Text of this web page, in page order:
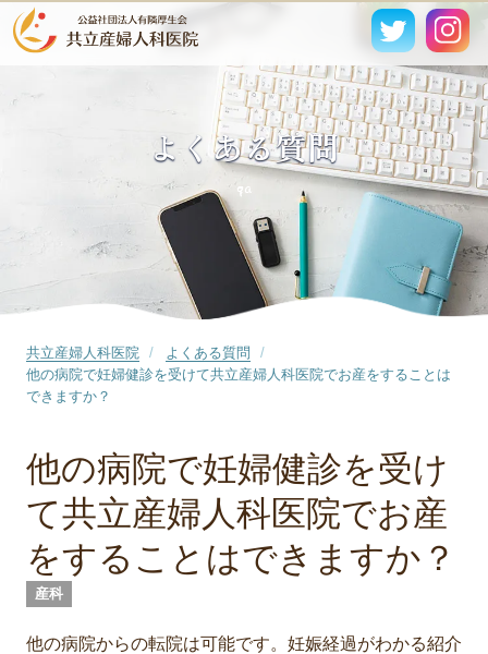
よくある質問
qa
共立産婦人科医院
よくある質問
他の病院で妊婦健診を受けて共立産婦人科医院でお産をすることは
できますか？
他の病院で妊婦健診を受け
て共立産婦人科医院でお産
をすることはできますか？
産科
他の病院からの転院は可能です。妊娠経過がわかる紹介